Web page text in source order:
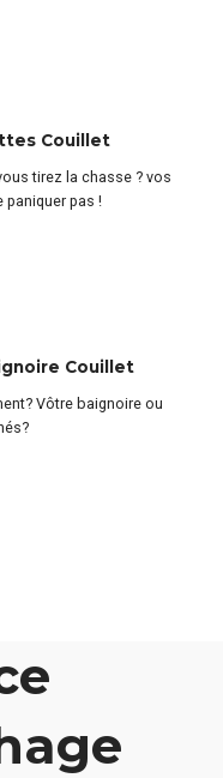
Couillet
tirez la chasse ? vos
pas !
Couillet
Vôtre baignoire ou